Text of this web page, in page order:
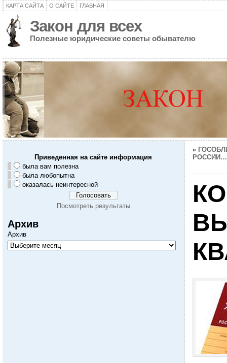
КАРТА САЙТА О САЙТЕ ГЛАВНАЯ
Закон для всех
Полезные юридические советы обывателю
Приведенная на сайте информация
была вам полезна
была любопытна
оказалась неинтересной
Посмотреть результаты
Архив
Архив
«
РОССИИ…